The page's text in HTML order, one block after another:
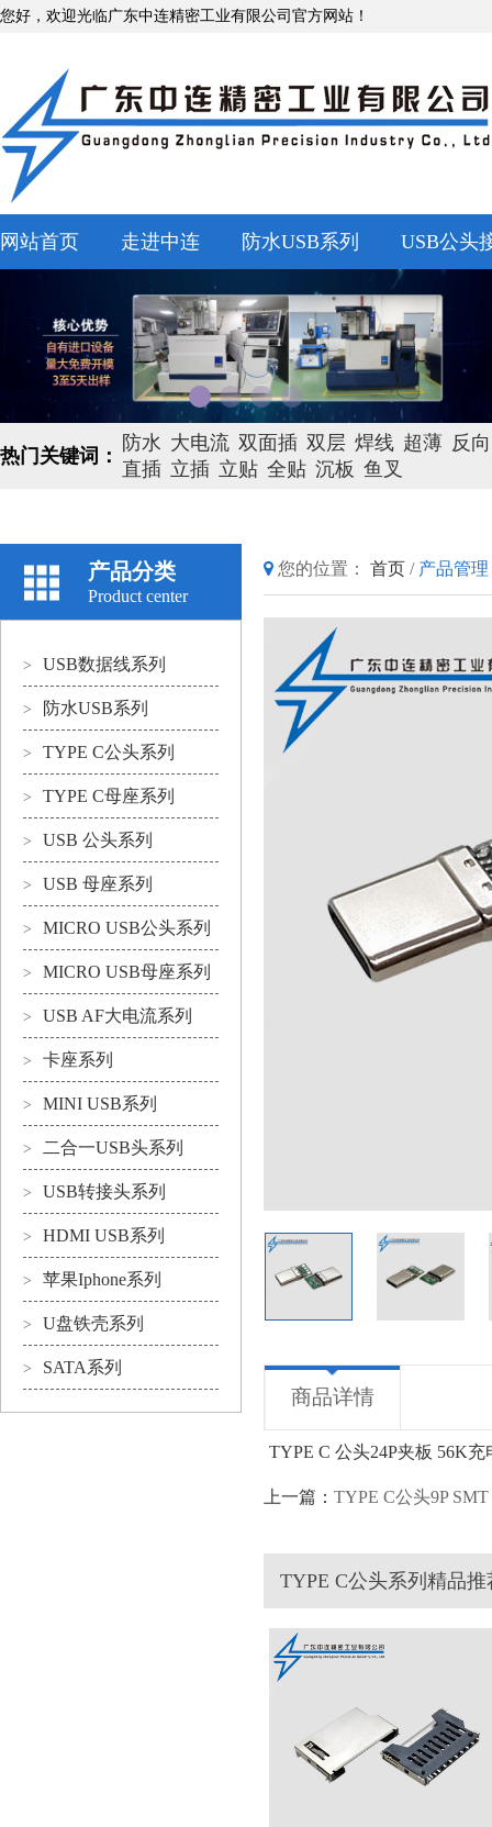
您好，欢迎光临广东中连精密工业有限公司官方网站！
网站首页 走进中连 防水USB系列 USB公头
热门关键词：
防水 大电流 双面插 双层 焊线 超薄 反向
直插 立插 立贴 全贴 沉板 鱼叉
产品分类
Product center
> USB数据线系列
> 防水USB系列
> TYPE C公头系列
> TYPE C母座系列
> USB 公头系列
> USB 母座系列
> MICRO USB公头系列
> MICRO USB母座系列
> USB AF大电流系列
> 卡座系列
> MINI USB系列
> 二合一USB头系列
> USB转接头系列
> HDMI USB系列
> 苹果Iphone系列
> U盘铁壳系列
> SATA系列
您的位置： 首页 / 产品管理
商品详情
TYPE C 公头24P夹板 56K
上一篇： TYPE C公头9P
TYPE C公头系列精品推